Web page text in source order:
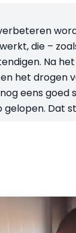
die –
Na
het drogen
eens
Dat